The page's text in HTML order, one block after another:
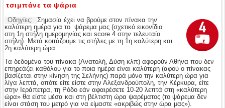
τσιμπάνε τα ψάρια
Οδηγίες:
Σημασία έχει να βρούμε στον πίνακα την
καλύτερη ημέρα για το ψάρεμα μας (σχετικό εικονίδιο
στη 1η στήλη ημερομηνίας και score 4 στην τελευταία
στήλη). Μετά κοιτάζουμε τις στήλες με τη 1η καλύτερη και
2η καλύτερη ώρα.
Τα δεδομένα του πίνακα (Ανατολή, Δύση κλπ) αφορούν Αθήνα που δεν
επηρεάζει καθόλου για το ποια ημέρα είναι καλύτερη (αφού ο πίνακας
βασίζεται στην κίνηση της Σελήνης) παρά μόνο την καλύτερη ώρα για
λίγα λεπτά, οπότε είτε είστε στην Αλεξανδρούπολη, την Κέρκυρα, είτε
στην Ιεράπετρα, τη Ρόδο εάν αφαιρέσετε 10-20 λεπτά στη «καλύτερη
ώρα» θα είστε μέσα και στη βέλτιστη ώρα ψαρέματος (το ψάρεμα δεν
είναι στάση του μετρό για να είμαστε «ακριβώς στην ώρα μας»).